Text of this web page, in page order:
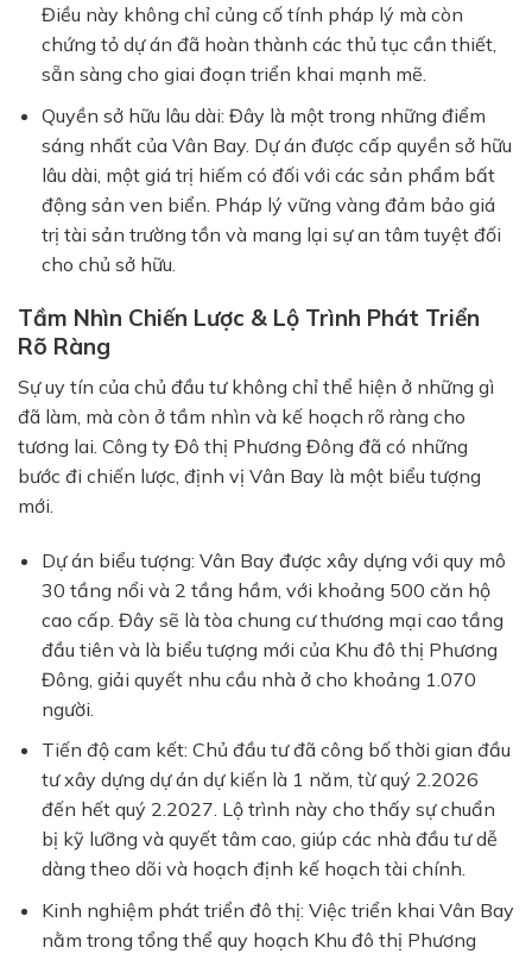
Điều này không chỉ củng cố tính pháp lý mà còn
chứng tỏ dự án đã hoàn thành các thủ tục cần thiết,
sẵn sàng cho giai đoạn triển khai mạnh mẽ.
Quyền sở hữu lâu dài: Đây là một trong những điểm
sáng nhất của Vân Bay. Dự án được cấp quyền sở hữu
lâu dài, một giá trị hiếm có đối với các sản phẩm bất
động sản ven biển. Pháp lý vững vàng đảm bảo giá
trị tài sản trường tồn và mang lại sự an tâm tuyệt đối
cho chủ sở hữu.
Tầm Nhìn Chiến Lược & Lộ Trình Phát Triển
Rõ Ràng
Sự uy tín của chủ đầu tư không chỉ thể hiện ở những gì
đã làm, mà còn ở tầm nhìn và kế hoạch rõ ràng cho
tương lai. Công ty Đô thị Phương Đông đã có những
bước đi chiến lược, định vị Vân Bay là một biểu tượng
mới.
Dự án biểu tượng: Vân Bay được xây dựng với quy mô
30 tầng nổi và 2 tầng hầm, với khoảng 500 căn hộ
cao cấp. Đây sẽ là tòa chung cư thương mại cao tầng
đầu tiên và là biểu tượng mới của Khu đô thị Phương
Đông, giải quyết nhu cầu nhà ở cho khoảng 1.070
người.
Tiến độ cam kết: Chủ đầu tư đã công bố thời gian đầu
tư xây dựng dự án dự kiến là 1 năm, từ quý 2.2026
đến hết quý 2.2027. Lộ trình này cho thấy sự chuẩn
bị kỹ lưỡng và quyết tâm cao, giúp các nhà đầu tư dễ
dàng theo dõi và hoạch định kế hoạch tài chính.
Kinh nghiệm phát triển đô thị: Việc triển khai Vân Bay
nằm trong tổng thể quy hoạch Khu đô thị Phương